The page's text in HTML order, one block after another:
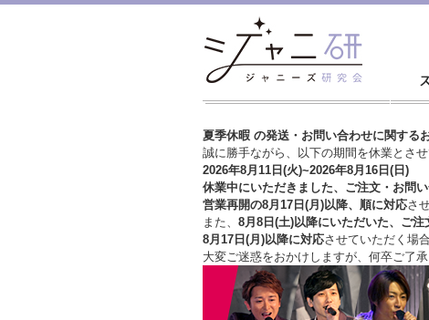
夏季休暇 の発送・お問い合わせに関する
誠に勝手ながら、以下の期間を休業とさせ
2026年8月11日(火)~2026年8月16日(日)
休業中にいただきました、ご注文・お問い
営業再開の8月17日(月)以降、順に対応さ
また、 8月8日(土)以降にいただいた、ご注
8月17日(月)以降に対応させていただく場
大変ご迷惑をおかけしますが、 何卒ご了